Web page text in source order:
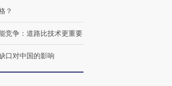
？
竞争：道路比技术更重要
口对中国的影响